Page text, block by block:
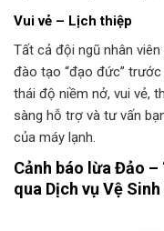
Vui vẻ – Lịch thiệp
Tất cả đội ngũ nhân
đào tạo “đạo đức” trước
thái độ niềm nở, vui vẻ,
sàng hỗ trợ và tư vấn
của máy lạnh.
Cảnh báo lừa Đảo
qua Dịch vụ Vệ